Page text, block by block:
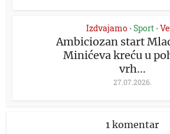
Izdvajamo • Sport •
Ambiciozan start
Minićeva kreću u
vrh...
27.07.2026.
1 komentar